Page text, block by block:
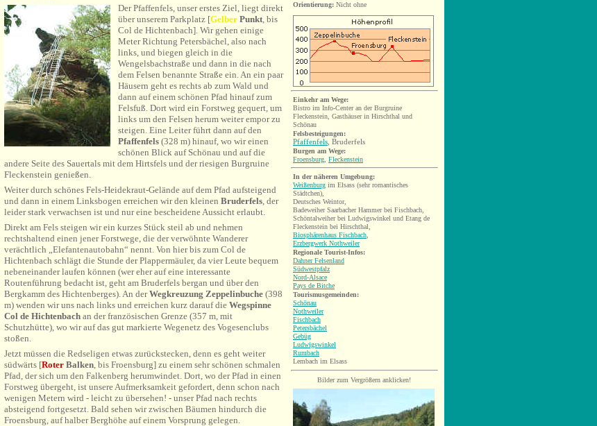
Der Pfaffenfels, unsererstes Ziel, liegt direkt
über unserem Parkplatz [Gelber Punkt, bis
Col de Hichtenbach]. Wir gehen einige
Meter Richtung Petersbächel, also nach
links, und biegen gleich in die
Wengelsbachstraße und dann in die nach
dem Felsen benannte Straße ein. An ein paar
Häusern geht es rechts ab zum Wald und
dann auf einem schönen Pfad hinauf zum
Felsfuß. Dort wird ein Forstweg gequert, um
links um den Felsen herum weiter empor zu
steigen. Eine Leiter führt dann auf den
Pfaffenfels (328 m) hinauf, wo wir einen
schönen Blick auf Schönau und auf die
andere Seite des Sauertals mit dem Hirtsfels und der riesigen Burgruine
Fleckenstein genießen.
Weiter durch schönes Fels-Heidekraut-Gelände auf dem Pfad aufsteigend
und dann in einem Linksbogen erreichen wir den kleinen Bruderfels, der
leider stark verwachsen ist und nur eine bescheidene Aussicht erlaubt.
Direkt am Fels steigen wir ein kurzes Stück steil ab und nehmen
rechtshaltend einen jener Forstwege, die der verwöhnte Wanderer
verächtlich „Elefantenautobahn“ nennt. Von hier bis zum Col de
Hichtenbach schlägt die Stunde der Plappermäuler, da vier Leute bequem
nebeneinander laufen können (wer eher auf eine interessante
Routenführung bedacht ist, geht am Bruderfels bergan und über den
Bergkamm des Hichtenberges). An derWegkreuzung Zeppelinbuche (398
m) wenden wir uns nach links und erreichen kurz darauf die Wegspinne
Col de Hichtenbach an der französischen Grenze (357 m, mit
Schutzhütte), wo wir auf das gut markierte Wegenetz des Vogesenclubs
stoßen.
Jetzt müssen die Redseligen etwas zurückstecken, denn es geht weiter
südwärts [Roter Balken, bis Froensburg] zu einem sehr schönen schmalen
Pfad, der sich um den Falkenberg herumwindet. Dort, wo der Pfad in einen
Forstweg übergeht, ist unsere Aufmerksamkeit gefordert, denn schon nach
wenigen Metern wird - leicht zu übersehen! - unser Pfad nach rechts
absteigend fortgesetzt. Bald sehen wir zwischen Bäumen hindurch die
Froensburg, auf halber Berghöhe auf einem Vorsprung gelegen.
Orientierung: Nicht ohne
Einkehr am Wege:
Bistro im Info-Center an der Burgruine
Fleckenstein, Gasthäuser in Hirschthal und
Schönau
Felsbesteigungen:
Pfaffenfels , Bruderfels
Burgen am Wege:
Froensburg Fleckenstein
In der näheren Umgebung:
Weißenburg im Elsass (sehr romantisches
Städtchen),
Deutsches Weintor,
Badeweiher Saarbacher Hammer bei Fischbach,
Schöntalweiher bei Ludwigswinkel und Etang de
Fleckenstein bei Hirschthal,
Biosphärenhaus Fischbach,
Erzbergwerk Nothweiler
Regionale Tourist-Infos:
Dahner Felsenland
Südwestpfalz
Nord-Alsace
Pays de Bitche
Tourismusgemeinden:
Schönau
Nothweiler
Fischbach
Petersbächel
Gebüg
Ludwigswinkel
Rumbach
Lembach im Elsass
Bilder zum Vergrößern anklicken!